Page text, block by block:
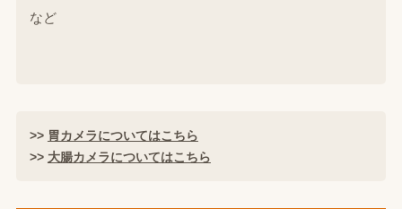
など
>> 胃カメラについてはこちら
>> 大腸カメラについてはこちら